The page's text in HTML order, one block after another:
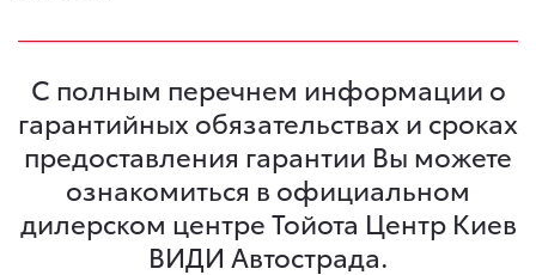
С полным перечнем информации о
гарантийных обязательствах и сроках
предоставления гарантии Вы можете
ознакомиться в официальном
дилерском центре Тойота Центр Киев
ВИДИ Автострада.